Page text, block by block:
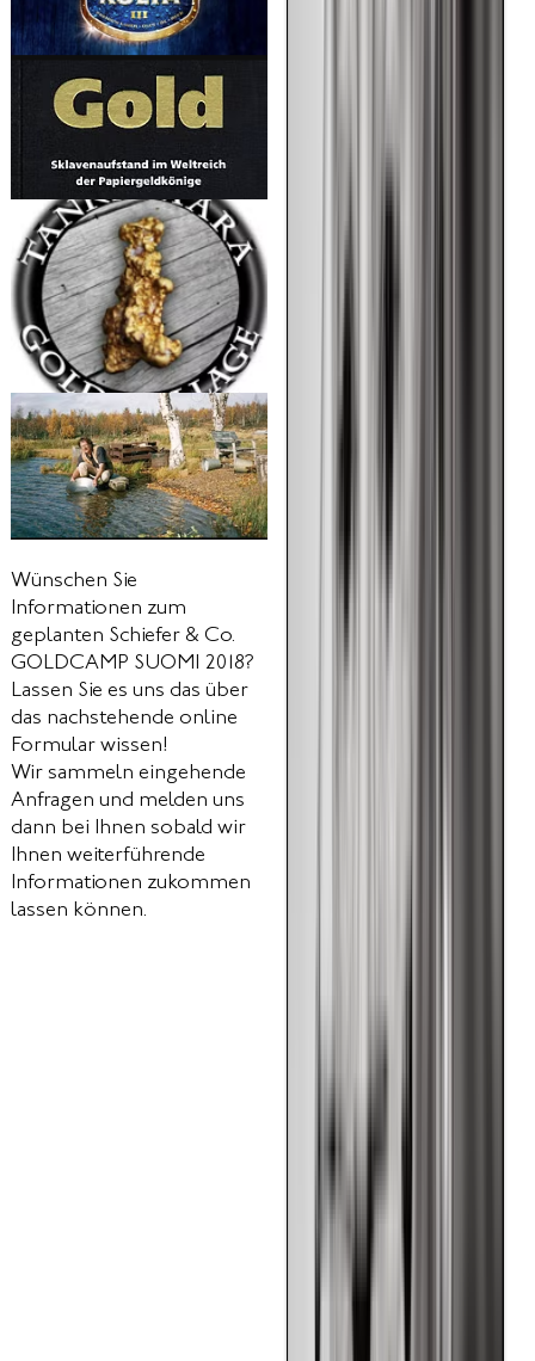
Wünschen Sie
Informationen zum
geplanten Schiefer & Co.
GOLDCAMP SUOMI 2018?
Lassen Sie es uns das über
das nachstehende online
Formular wissen!
Wir sammeln eingehende
Anfragen und melden uns
dann bei Ihnen sobald wir
Ihnen weiterführende
Informationen zukommen
lassen können.